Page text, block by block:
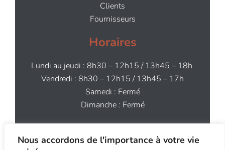
Nous accordons de l'importance à votre vie
Clients
Fournisseurs
Horaires
Lundi au jeudi : 8h30 – 12h15 / 13h45 – 18h
Vendredi : 8h30 – 12h15 / 13h45 – 17h
Samedi : Fermé
Dimanche : Fermé
Contact